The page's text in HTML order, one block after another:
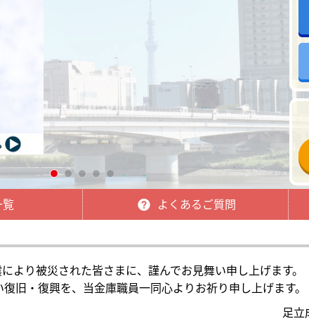
よくあるご質問
より被災された皆さまに、謹んでお見舞い申し上げます。
旧・復興を、当金庫職員一同心よりお祈り申し上げます。
足